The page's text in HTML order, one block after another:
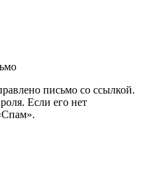
письмо со ссылкой.
Если его нет